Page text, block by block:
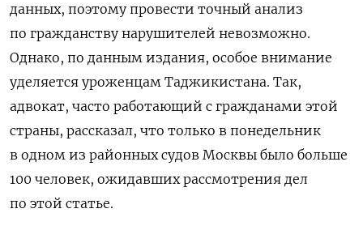
данных, поэтому провести точный анализ
по гражданству нарушителей невозможно.
Однако, по данным издания, особое внимание
уделяется уроженцам Таджикистана. Так,
адвокат, часто работающий с гражданами этой
страны, рассказал, что только в понедельник
в одном из районных судов Москвы было больше
100 человек, ожидавших рассмотрения дел
по этой статье.